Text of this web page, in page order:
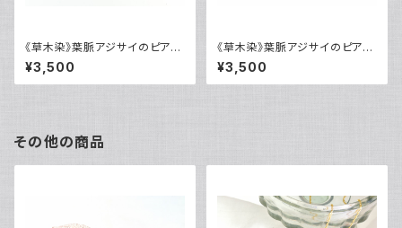
《草木染》葉脈アジサイのピアス
【蘇芳染め】・14kgf《イヤリング
に交換可》
¥3,500
《草木染》葉脈アジサイのピアス
【コチニール紫染め】・14kgf《イ
ヤリングに交換可》
¥3,500
その他の商品